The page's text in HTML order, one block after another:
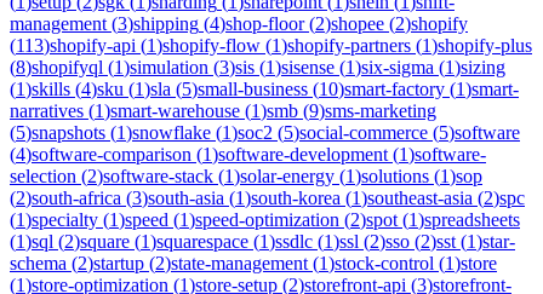
management (3)shipping (4)shop-floor(2)shopee (2)shopify
(113)shopify-api (1)shopify-flow (1)shopify-partners (1)shopify-plus
(8)shopifyql (1)simulation (3)sis (1)sisense (1)six-sigma (1)sizing
(1)skills (4)sku (1)sla (5)small-business (10)smart-factory (1)smart-
narratives (1)smart-warehouse (1)smb (9)sms-marketing
(5)snapshots (1)snowflake (1)soc2 (5)social-commerce (5)software
(4)software-comparison (1)software-development (1)software-
selection (2)software-stack (1)solar-energy (1)solutions (1)sop
(2)south-africa (3)south-asia (1)south-korea (1)southeast-asia (2)spc
(1)specialty (1)speed (1)speed-optimization (2)spot (1)spreadsheets
(1)sql (2)square (1)squarespace (1)ssdlc (1)ssl (2)sso (2)sst (1)star-
schema (2)startup (2)state-management (1)stock-control (1)store
(1)store-optimization (1)store-setup (2)storefront-api (3)storefront-